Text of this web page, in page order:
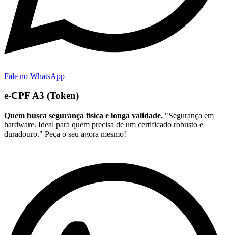
Fale no WhatsApp
e-CPF A3 (Token)
Quem busca segurança física e longa validade. "Segurança em
hardware. Ideal para quem precisa de um certificado robusto e
duradouro." Peça o seu agora mesmo!